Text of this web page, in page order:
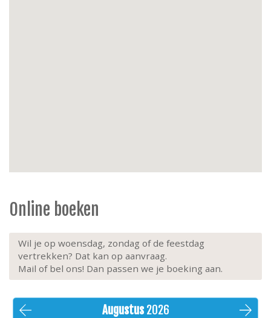
Online boeken
Wil je op woensdag, zondag of de feestdag
vertrekken? Dat kan op aanvraag.
Mail of bel ons! Dan passen we je boeking aan.
Augustus 2026